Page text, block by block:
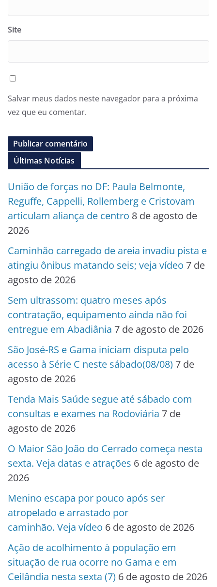
Site
Salvar meus dados neste navegador para a próxima
vez que eu comentar.
Últimas Notícias
União de forças no DF: Paula Belmonte,
Reguffe, Cappelli, Rollemberg e Cristovam
articulam aliança de centro 8 de agosto de
2026
Caminhão carregado de areia invadiu pista e
atingiu ônibus matando seis; veja vídeo 7 de
agosto de 2026
Sem ultrassom: quatro meses após
contratação, equipamento ainda não foi
entregue em Abadiânia 7 de agosto de 2026
São José-RS e Gama iniciam disputa pelo
acesso à Série C neste sábado(08/08) 7 de
agosto de 2026
Tenda Mais Saúde segue até sábado com
consultas e exames na Rodoviária 7 de
agosto de 2026
O Maior São João do Cerrado começa nesta
sexta. Veja datas e atrações 6 de agosto de
2026
Menino escapa por pouco após ser
atropelado e arrastado por
caminhão. Veja vídeo 6 de agosto de 2026
Ação de acolhimento à população em
situação de rua ocorre no Gama e em
Ceilândia nesta sexta (7) 6 de agosto de 2026